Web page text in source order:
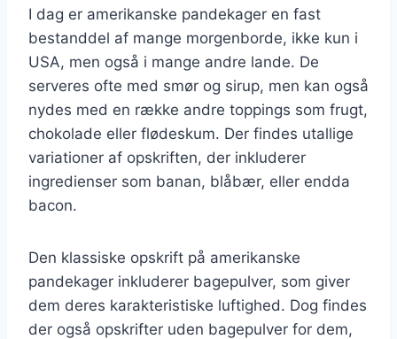
I dag er amerikanske pandekager en fast
bestanddel af mange morgenborde, ikke kun i
USA, men også i mange andre lande. De
serveres ofte med smør og sirup, men kan også
nydes med en række andre toppings som frugt,
chokolade eller flødeskum. Der findes utallige
variationer af opskriften, der inkluderer
ingredienser som banan, blåbær, eller endda
bacon.
Den klassiske opskrift på amerikanske
pandekager inkluderer bagepulver, som giver
dem deres karakteristiske luftighed. Dog findes
der også opskrifter uden bagepulver for dem,